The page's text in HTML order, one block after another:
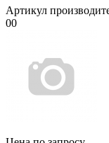
Артикул
00